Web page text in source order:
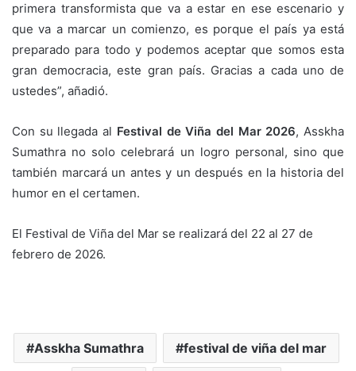
primera transformista que va a estar en ese escenario y
que va a marcar un comienzo, es porque el país ya está
preparado para todo y podemos aceptar que somos esta
gran democracia, este gran país. Gracias a cada uno de
ustedes”, añadió.
Con su llegada al Festival de Viña del Mar 2026, Asskha
Sumathra no solo celebrará un logro personal, sino que
también marcará un antes y un después en la historia del
humor en el certamen.
El Festival de Viña del Mar se realizará del 22 al 27 de
febrero de 2026.
Asskha Sumathra festival de viña del mar